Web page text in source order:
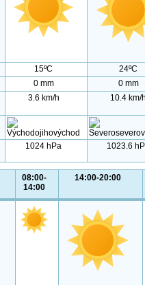
15ºC 24ºC
0 mm 0 mm
3.6 km/h 10.4 km/h
1024 hPa 1023.6
08:00-
14:00
14:00-20:00